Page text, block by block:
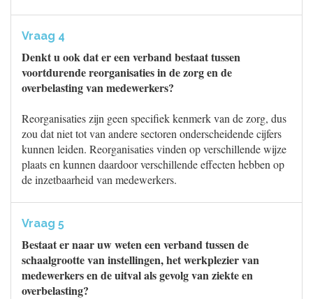
Vraag 4
Denkt u ook dat er een verband bestaat tussen
voortdurende reorganisaties in de zorg en de
overbelasting van medewerkers?
Reorganisaties zijn geen specifiek kenmerk van de zorg, dus
zou dat niet tot van andere sectoren onderscheidende cijfers
kunnen leiden. Reorganisaties vinden op verschillende wijze
plaats en kunnen daardoor verschillende effecten hebben op
de inzetbaarheid van medewerkers.
Vraag 5
Bestaat er naar uw weten een verband tussen de
schaalgrootte van instellingen, het werkplezier van
medewerkers en de uitval als gevolg van ziekte en
overbelasting?